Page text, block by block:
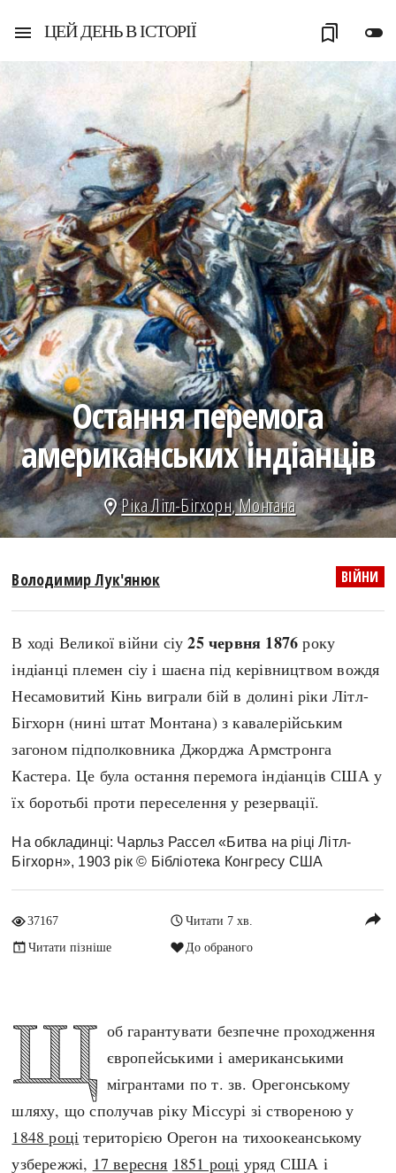
menu ЦЕЙ ДЕНЬ В ІСТОРІЇ toggle_off
bookmarks
search
СЬОГОДНІ
ПРАВИЛА ЖИТТЯ
ПОДКАСТИ
КАРТИ
НОТА БЕНЕ
ПРЯМА МОВА
МОЯ ІСТОРІЯ
Авіація і космонавтика
Архітектура і будівництво
Битви і війни
Катастрофи
Кримінал
Культура і мистецтво
Людина і суспільство
Подорожі і відкриття
Політика
Релігія
Розваги і дозвілля
Спорт
Чудеса світу
Княжа доба
Козацька доба
Українська революція
Україна радянська
Україна незалежна
ЗНО
Остання перемога
американських індіанців
location_onРіка Літл-Бігхорн,Монтана
ВІЙНИ
Володимир Лук'янюк
В ході Великої війни сіу25 червня 1876 року
індіанці племен сіу і шаєна під керівництвом вождя
Несамовитий Кінь виграли бій в долині ріки Літл-
Бігхорн (нині штат Монтана) з кавалерійським
загоном підполковника Джорджа Армстронга
Кастера. Це була остання перемога індіанців США у
їх боротьбі проти переселення у резервації.
На обкладинці: Чарльз Рассел «Битва на ріці Літл-
Бігхорн», 1903 рік © Бібліотека Конгресу США
37167
Читати 7 хв.
Читати пізніше
До обраного
reply
Щ об гарантувати безпечне проходження
європейськими і американськими
мігрантами по т. зв. Орегонському
шляху, що сполучав ріку Міссурі зі створеною у
1848 році територією Орегон на тихоокеанському
узбережжі, 17 вересня 1851 році уряд США і